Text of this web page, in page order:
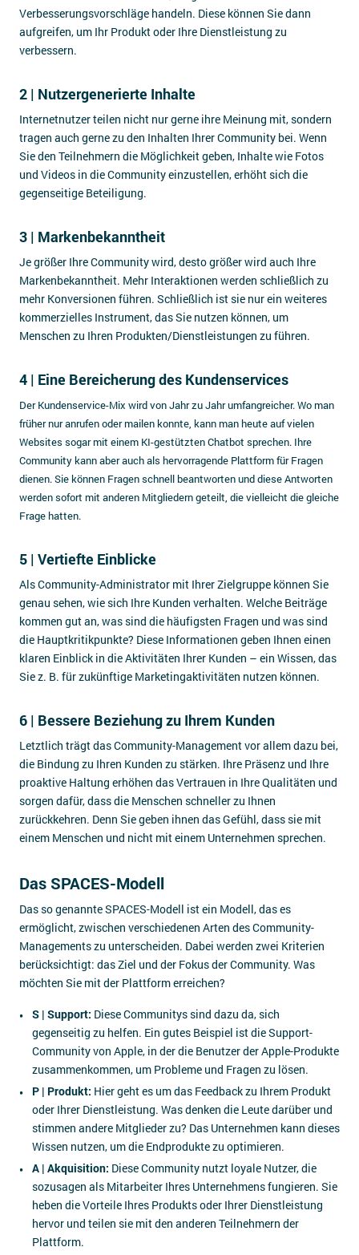
Verbesserungsvorschläge handeln. Diese können Sie dann
aufgreifen, um Ihr Produkt oder Ihre Dienstleistung zu
verbessern.
2 | Nutzergenerierte Inhalte
Internetnutzer teilen nicht nur gerne ihre Meinung mit, sondern
tragen auch gerne zu den Inhalten Ihrer Community bei. Wenn
Sie den Teilnehmern die Möglichkeit geben, Inhalte wie Fotos
und Videos in die Community einzustellen, erhöht sich die
gegenseitige Beteiligung.
3 | Markenbekanntheit
Je größer Ihre Community wird, desto größer wird auch Ihre
Markenbekanntheit. Mehr Interaktionen werden schließlich zu
mehr Konversionen führen. Schließlich ist sie nur ein weiteres
kommerzielles Instrument, das Sie nutzen können, um
Menschen zu Ihren Produkten/Dienstleistungen zu führen.
4 | Eine Bereicherung des Kundenservices
Der Kundenservice-Mix wird von Jahr zu Jahr umfangreicher. Wo man
früher nur anrufen oder mailen konnte, kann man heute auf vielen
Websites sogar mit einem KI-gestützten Chatbot sprechen. Ihre
Community kann aber auch als hervorragende Plattform für Fragen
dienen. Sie können Fragen schnell beantworten und diese Antworten
werden sofort mit anderen Mitgliedern geteilt, die vielleicht die gleiche
Frage hatten.
5 | Vertiefte Einblicke
Als Community-Administrator mit Ihrer Zielgruppe können Sie
genau sehen, wie sich Ihre Kunden verhalten. Welche Beiträge
kommen gut an, was sind die häufigsten Fragen und was sind
die Hauptkritikpunkte? Diese Informationen geben Ihnen einen
klaren Einblick in die Aktivitäten Ihrer Kunden – ein Wissen, das
Sie z. B. für zukünftige Marketingaktivitäten nutzen können.
6 | Bessere Beziehung zu Ihrem Kunden
Letztlich trägt das Community-Management vor allem dazu bei,
die Bindung zu Ihren Kunden zu stärken. Ihre Präsenz und Ihre
proaktive Haltung erhöhen das Vertrauen in Ihre Qualitäten und
sorgen dafür, dass die Menschen schneller zu Ihnen
zurückkehren. Denn Sie geben ihnen das Gefühl, dass sie mit
einem Menschen und nicht mit einem Unternehmen sprechen.
Das SPACES-Modell
Das so genannte SPACES-Modell ist ein Modell, das es
ermöglicht, zwischen verschiedenen Arten des Community-
Managements zu unterscheiden. Dabei werden zwei Kriterien
berücksichtigt: das Ziel und der Fokus der Community. Was
möchten Sie mit der Plattform erreichen?
S | Support: Diese Communitys sind dazu da, sich
gegenseitig zu helfen. Ein gutes Beispiel ist die Support-
Community von Apple, in der die Benutzer der Apple-Produkte
zusammenkommen, um Probleme und Fragen zu lösen.
P | Produkt: Hier geht es um das Feedback zu Ihrem Produkt
oder Ihrer Dienstleistung. Was denken die Leute darüber und
stimmen andere Mitglieder zu? Das Unternehmen kann dieses
Wissen nutzen, um die Endprodukte zu optimieren.
A | Akquisition: Diese Community nutzt loyale Nutzer, die
sozusagen als Mitarbeiter Ihres Unternehmens fungieren. Sie
heben die Vorteile Ihres Produkts oder Ihrer Dienstleistung
hervor und teilen sie mit den anderen Teilnehmern der
Plattform.